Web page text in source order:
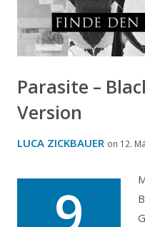
Parasite –
Version
LUCA ZICKBAUER on 12.
9